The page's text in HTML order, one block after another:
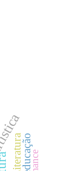
Literaturaeducação